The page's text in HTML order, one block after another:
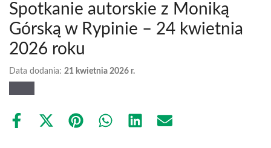
Spotkanie autorskie z Moniką
Górską w Rypinie – 24 kwietnia
2026 roku
Data dodania: 21 kwietnia 2026 r.
Share
Share Share Share Share Share